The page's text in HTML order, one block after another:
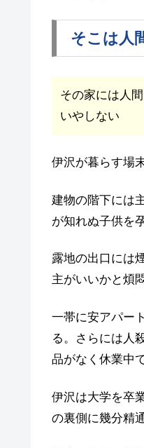
そこは人
その家には人
いやしない
伊沢が暮らす場
建物の階下には
が知れぬ子供を
露地の出口には
主がいいかと煩
一帯に安アパー
る。さらには人
品がなく休業中
伊沢は大学を卒
の裏側に幾分精